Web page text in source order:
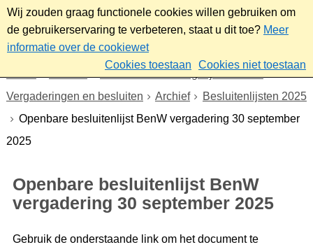
Wij zouden graag functionele cookies willen gebruiken om
de gebruikerservaring te verbeteren, staat u dit toe? Meer
informatie over de cookiewet
Cookies toestaan
Cookies niet toestaan
Gemeenteraad/Dagelijks bestuur
Vergaderingen en besluiten
Archief
Besluitenlijsten 2025
Openbare besluitenlijst BenW vergadering 30 september
2025
Openbare besluitenlijst BenW
vergadering 30 september 2025
Gebruik de onderstaande link om het document te